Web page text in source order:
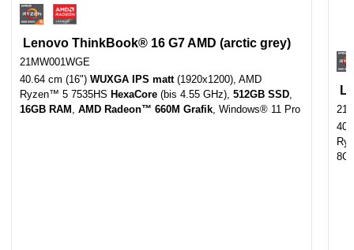
Lenovo ThinkBook® 16 G7 AMD (arctic grey)
21MW001WGE
40.64 cm (16") WUXGA IPS matt(1920x1200), AMD
Ryzen™ 5 7535HS HexaCore (bis 4.55 GHz), 512GB SSD,
16GB RAM , AMD Radeon™ 660M Grafik, Windows® 11 Pro